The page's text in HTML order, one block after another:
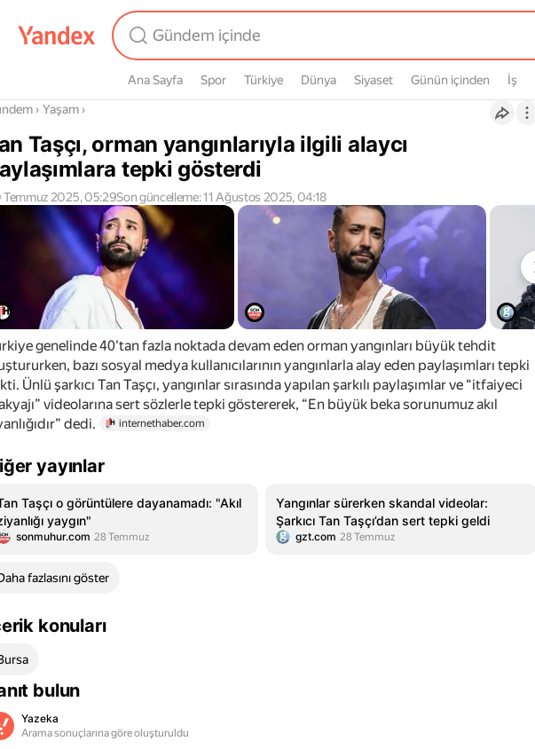
Ana Sayfa Spor Türkiye Dünya Siyaset Günün içinden İş
› Yaşam ›
Taşçı, orman yangınlarıyla ilgili alaycı
tepki gösterdi
Temmuz 2025, 05:29Son güncelleme: 11 Ağustos 2025, 04:18
genelinde 40'tan fazla noktada devam eden orman yangınları büyük tehdit
bazı sosyal medya kullanıcılarının yangınlarla alay eden paylaşımları tepki
Ünlü şarkıcı Tan Taşçı, yangınlar sırasında yapılan şarkılı paylaşımlar ve “itfaiyeci
videolarına sert sözlerle tepki göstererek, “En büyük beka sorunumuz akıl
dedi.
internethaber.com
yayınlar
Taşçı o görüntülere dayanamadı: "Akıl
yaygın"
sonmuhur.com 28 Temmuz
Yangınlar sürerken skandal videolar:
Şarkıcı Tan Taşçı’dan sert tepki geldi
gzt.com 28 Temmuz
fazlasını göster
konuları
bulun
Yazeka
Arama sonuçlarına göre oluşturuldu